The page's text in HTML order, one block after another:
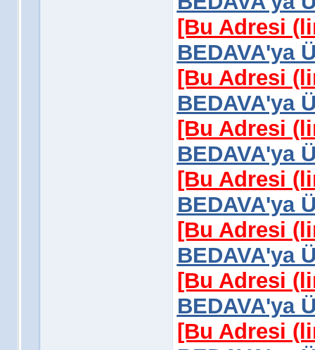
[Bu Adresi
BEDAVA'ya
[Bu Adresi
BEDAVA'ya
[Bu Adresi
BEDAVA'ya
[Bu Adresi
BEDAVA'ya
[Bu Adresi
BEDAVA'ya
[Bu Adresi
BEDAVA'ya
[Bu Adresi